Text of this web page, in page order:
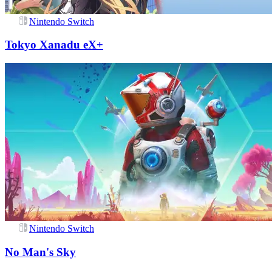
Nintendo Switch
Tokyo Xanadu eX+
Nintendo Switch
No Man's Sky